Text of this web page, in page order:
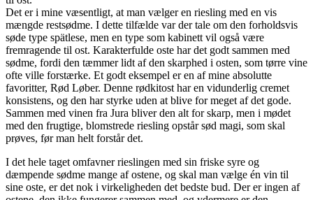
Det er i mine væsentligt, at man vælger en riesling med en vis
mængde restsødme. I dette tilfælde var der tale om den forholdsvis
søde type spätlese, men en type som kabinett vil også være
fremragende til ost. Karakterfulde oste har det godt sammen med
sødme, fordi den tæmmer lidt af den skarphed i osten, som tørre vine
ofte ville forstærke. Et godt eksempel er en af mine absolutte
favoritter, Rød Løber. Denne rødkitost har en vidunderlig cremet
konsistens, og den har styrke uden at blive for meget af det gode.
Sammen med vinen fra Jura bliver den alt for skarp, men i mødet
med den frugtige, blomstrede riesling opstår sød magi, som skal
prøves, før man helt forstår det.
I det hele taget omfavner rieslingen med sin friske syre og
dæmpende sødme mange af ostene, og skal man vælge én vin til
sine oste, er det nok i virkeligheden det bedste bud. Der er ingen af